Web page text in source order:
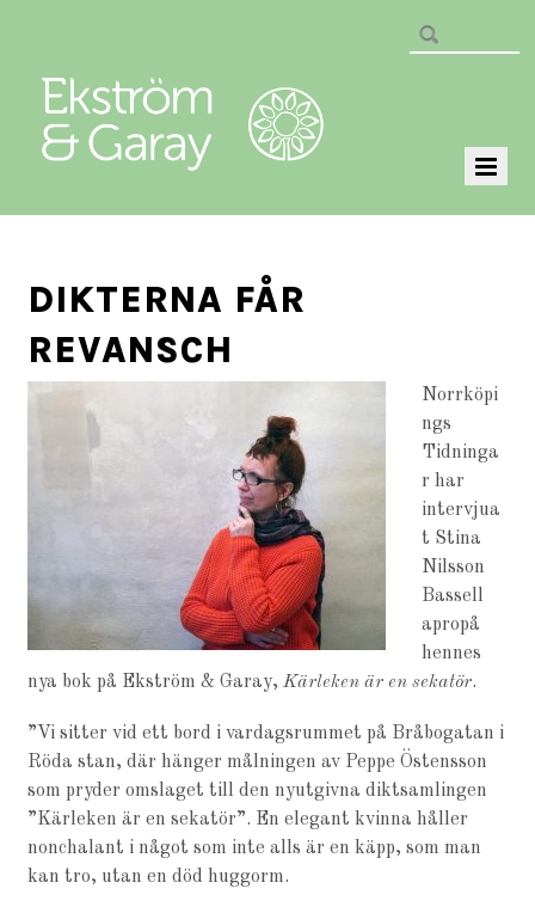
DIKTERNA FÅR
REVANSCH
Norrköpi
ngs
Tidninga
r har
intervjua
t Stina
Nilsson
Bassell
apropå
hennes
nya bok på Ekström & Garay,Kärleken är en sekatör.
”Vi sitter vid ett bord i vardagsrummet på Bråbogatan i
Röda stan, där hänger målningen av Peppe Östensson
som pryder omslaget till den nyutgivna diktsamlingen
”Kärleken är en sekatör”. En elegant kvinna håller
nonchalant i något som inte alls är en käpp, som man
kan tro, utan en död huggorm.